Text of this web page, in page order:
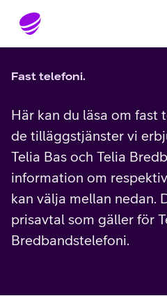
Gå till sidans innehåll
Fast telefoni.
Här kan du läsa om fast
de tilläggstjänster vi
Telia Bas och Telia
information om
kan välja mellan nedan.
prisavtal som gäller för
Bredbandstelefoni.